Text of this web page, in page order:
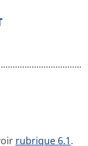
rubrique 6.1.